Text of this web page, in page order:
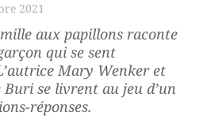
2021
aux papillons raconte
qui se sent
Mary Wenker et
se livrent au jeu d’un
réponses.